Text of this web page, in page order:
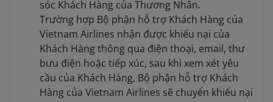
sóc Khách Hàng của Thương Nhân.
Trường hợp Bộ phận hỗ trợ Khách Hàng của
Vietnam Airlines nhận được khiếu nại của
Khách Hàng thông qua điện thoại, email, thư
bưu điện hoặc tiếp xúc, sau khi xem xét yêu
cầu của Khách Hàng, Bộ phận hỗ trợ Khách
Hàng của Vietnam Airlines sẽ chuyển khiếu nại